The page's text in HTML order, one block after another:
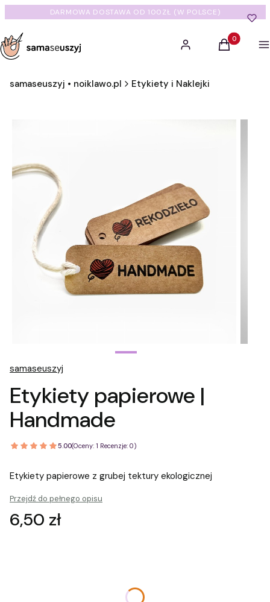
DARMOWA DOSTAWA OD 100ZŁ (W POLSCE)
Zaloguj sięProdukty w
Koszyk
samaseuszyj • noiklawo.pl Etykiety i Naklejki
samaseuszyj
Etykiety papierowe |
Handmade
5.00(Oceny: 1 Recenzje: 0)
Etykiety papierowe z grubej tektury ekologicznej
Przejdź do pełnego opisu
Cena
6,50 zł